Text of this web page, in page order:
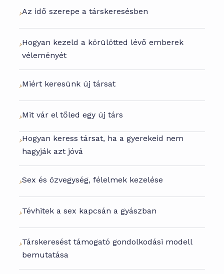
Az idő szerepe a társkeresésben
Hogyan kezeld a körülötted lévő emberek
véleményét
Miért keresünk új társat
Mit vár el tőled egy új társ
Hogyan keress társat, ha a gyerekeid nem
hagyják azt jóvá
Sex és özvegység, félelmek kezelése
Tévhitek a sex kapcsán a gyászban
Társkeresést támogató gondolkodási modell
bemutatása